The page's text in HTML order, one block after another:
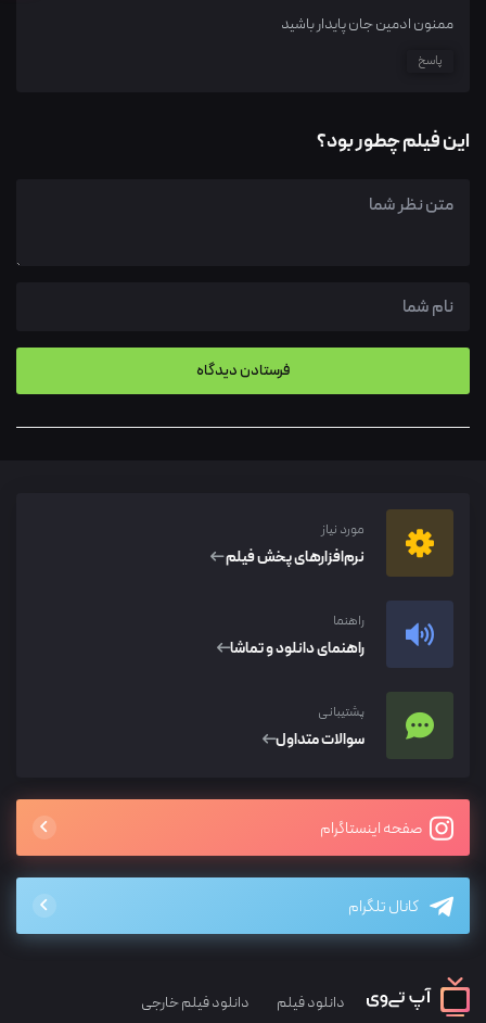
ممنون ادمین جان پایدار باشید
پاسخ
این فیلم چطور بود؟
مورد نیاز
نرم‌افزار‌های پخش فیلم
راهنما
راهنمای دانلود و تماشا
پشتیبانی
سوالات متداول
صفحه اینستاگرام
کانال تلگرام
دانلود فیلم دانلود فیلم خارجی